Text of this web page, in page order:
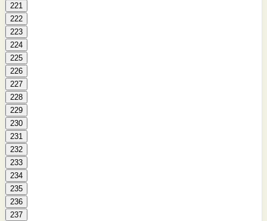
221
222
223
224
225
226
227
228
229
230
231
232
233
234
235
236
237